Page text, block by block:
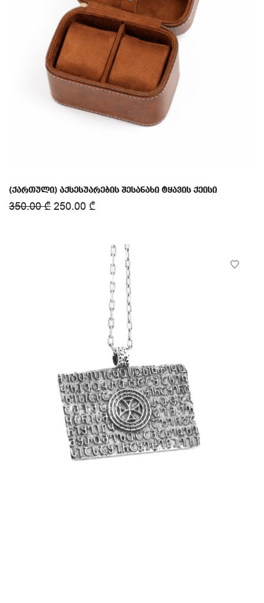
(ქართული) აქსესუარების შესანახი ტყავის ქეისი
350.00₾ 250.00 ₾